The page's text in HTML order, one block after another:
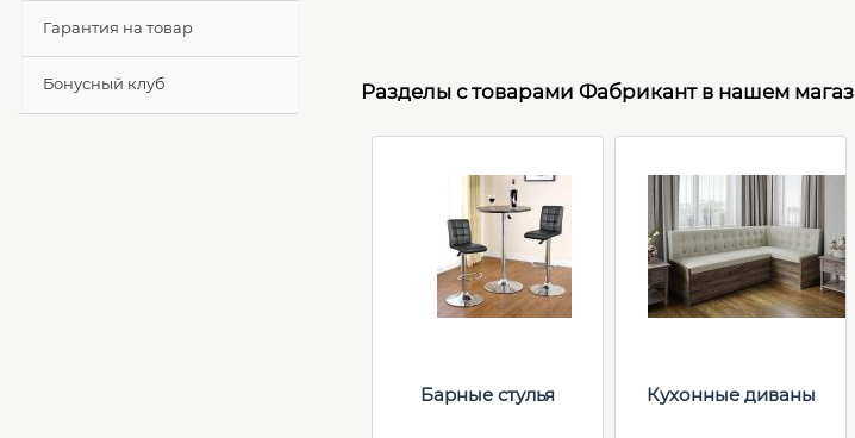
Разделы с товарами Фабрикант в нашем
Барные стулья Кухонные диваны
Гарантия на товар
Бонусный клуб